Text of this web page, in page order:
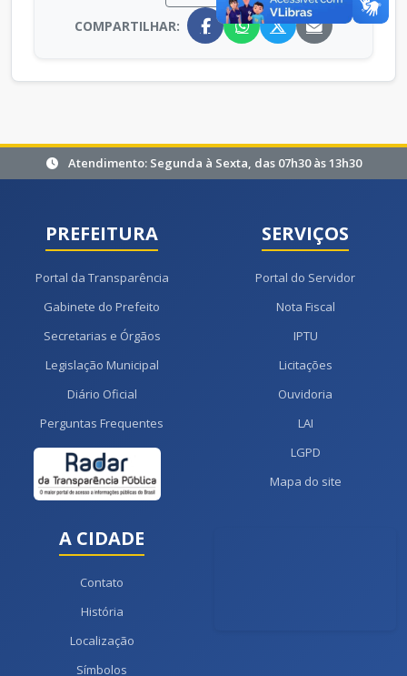
COMPARTILHAR:
Atendimento: Segunda à Sexta, das 07h30 às 13h30
PREFEITURA
Portal da Transparência
Gabinete do Prefeito
Secretarias e Órgãos
Legislação Municipal
Diário Oficial
Perguntas Frequentes
SERVIÇOS
Portal do Servidor
Nota Fiscal
IPTU
Licitações
Ouvidoria
LAI
LGPD
Mapa do site
A CIDADE
Contato
História
Localização
Símbolos